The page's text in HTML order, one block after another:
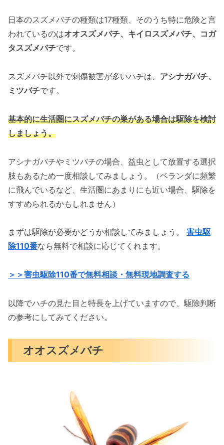
日本のスズメバチの種類は17種類、そのうち特に危険と言
われているのはオオスズメバチ、キイロスズメバチ、コガ
タスズメバチです。
スズメバチ以外で刺傷被害が多いハチは、 アシナガバチ、
ミツバチです。
基本的に生活圏にスズメバチの巣がある場合は駆除を検討
しましょう。
アシナガバチやミツバチの場合、益虫として放置する選択
肢もあるため一度相談してみましょう。（ベランダに頻繁
に飛んでいるなど、生活圏にあまりにも近い場合、駆除を
すすめられるかもしれません）
まずは駆除が必要かどうか相談してみましょう。 害虫駆
除110番なら無料で相談に応じてくれます。
＞＞害虫駆除110番で無料相談・無料現地調査する
以降でハチの見た目と特長を上げていますので、駆除判断
の参考にしてみてください。
オオスズメバチ